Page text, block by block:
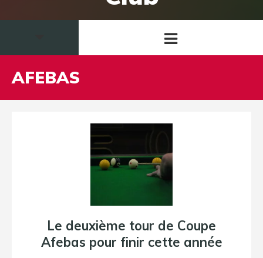
AFEBAS
Le deuxième tour de Coupe
Afebas pour finir cette année